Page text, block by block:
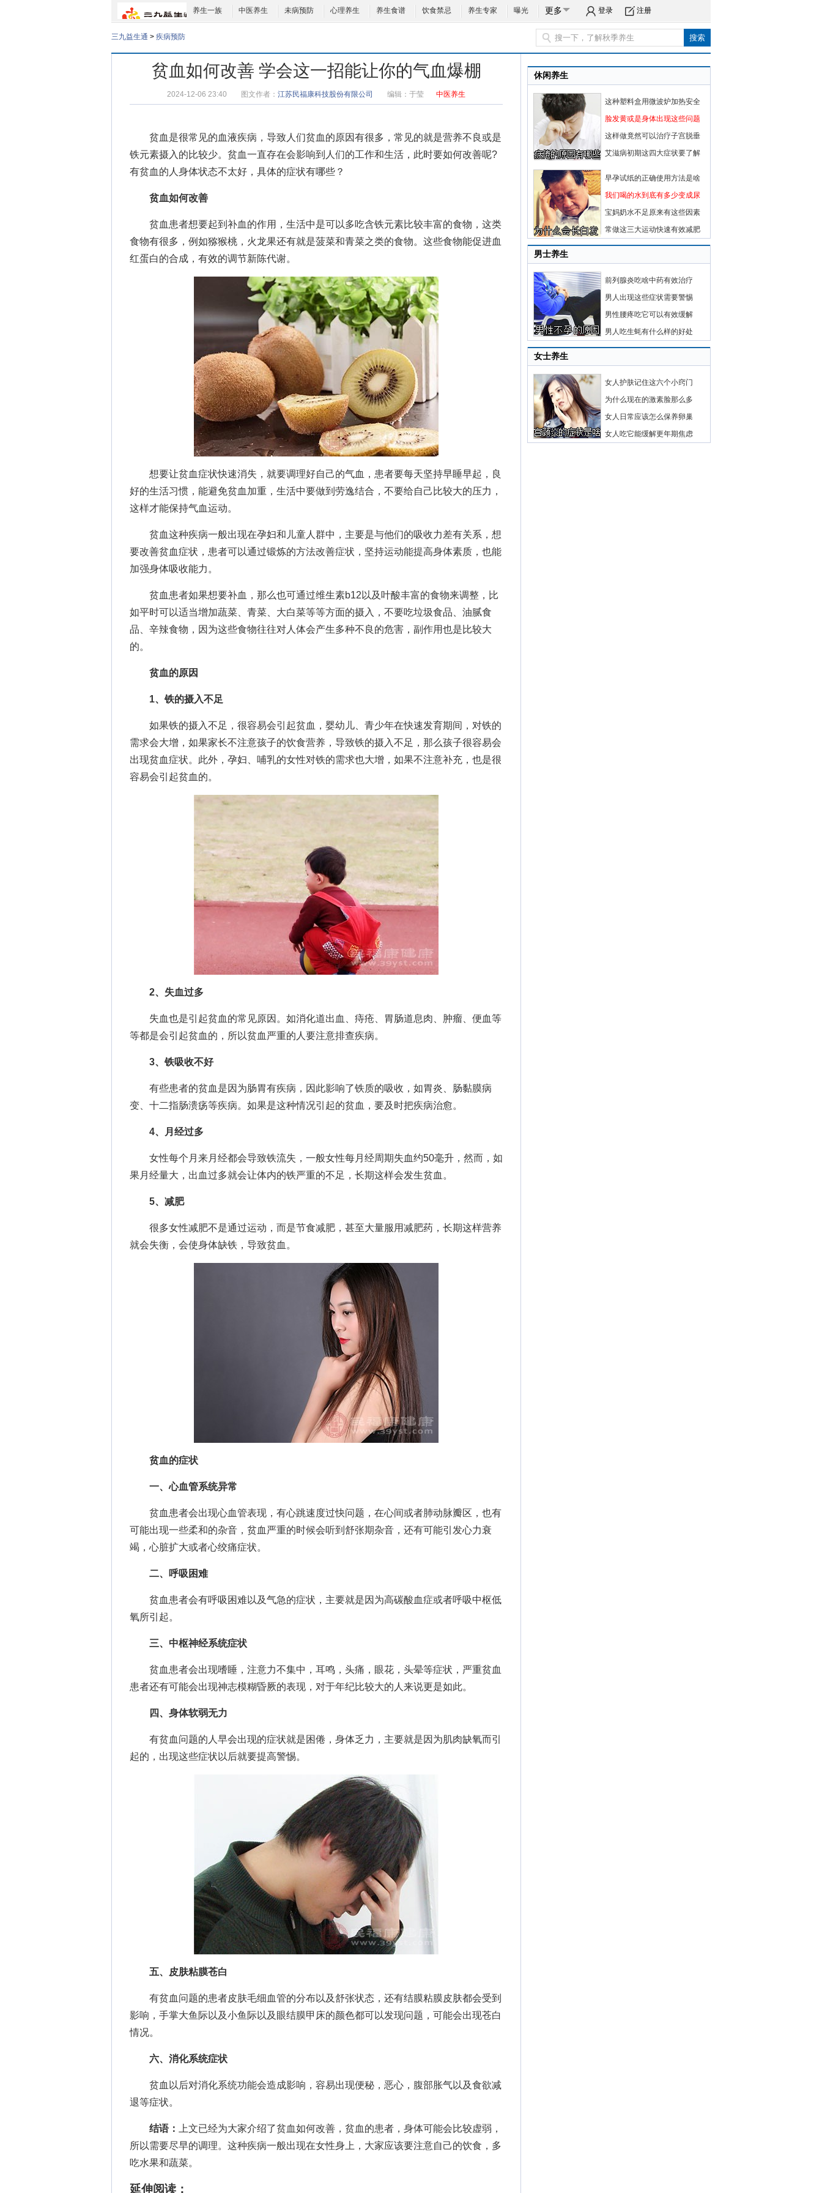
养生一族 中医养生 未病预防 心理养生 养生食谱 饮食禁忌 养生专家 曝光 更多 登录 注册
三九益生通 > 疾病预防
贫血如何改善 学会这一招能让你的气血爆棚
2024-12-06 23:40 图文作者： 江苏民福康科技股份有限公司 编辑： 于莹 中医养生
贫血是很常见的血液疾病，导致人们贫血的原因有很多，常见的就是营养不良或是
铁元素摄入的比较少。贫血一直存在会影响到人们的工作和生活，此时要如何改善呢?
有贫血的人身体状态不太好，具体的症状有哪些？
贫血如何改善
贫血患者想要起到补血的作用，生活中是可以多吃含铁元素比较丰富的食物，这类
食物有很多，例如猕猴桃，火龙果还有就是菠菜和青菜之类的食物。这些食物能促进血
红蛋白的合成，有效的调节新陈代谢。
想要让贫血症状快速消失，就要调理好自己的气血，患者要每天坚持早睡早起，良
好的生活习惯，能避免贫血加重，生活中要做到劳逸结合，不要给自己比较大的压力，
这样才能保持气血运动。
贫血这种疾病一般出现在孕妇和儿童人群中，主要是与他们的吸收力差有关系，想
要改善贫血症状，患者可以通过锻炼的方法改善症状，坚持运动能提高身体素质，也能
加强身体吸收能力。
贫血患者如果想要补血，那么也可通过维生素b12以及叶酸丰富的食物来调整，比
如平时可以适当增加蔬菜、青菜、大白菜等等方面的摄入，不要吃垃圾食品、油腻食
品、辛辣食物，因为这些食物往往对人体会产生多种不良的危害，副作用也是比较大
的。
贫血的原因
1、铁的摄入不足
如果铁的摄入不足，很容易会引起贫血，婴幼儿、青少年在快速发育期间，对铁的
需求会大增，如果家长不注意孩子的饮食营养，导致铁的摄入不足，那么孩子很容易会
出现贫血症状。此外，孕妇、哺乳的女性对铁的需求也大增，如果不注意补充，也是很
容易会引起贫血的。
2、失血过多
失血也是引起贫血的常见原因。如消化道出血、痔疮、胃肠道息肉、肿瘤、便血等
等都是会引起贫血的，所以贫血严重的人要注意排查疾病。
3、铁吸收不好
有些患者的贫血是因为肠胃有疾病，因此影响了铁质的吸收，如胃炎、肠黏膜病
变、十二指肠溃疡等疾病。如果是这种情况引起的贫血，要及时把疾病治愈。
4、月经过多
女性每个月来月经都会导致铁流失，一般女性每月经周期失血约50毫升，然而，如
果月经量大，出血过多就会让体内的铁严重的不足，长期这样会发生贫血。
5、减肥
很多女性减肥不是通过运动，而是节食减肥，甚至大量服用减肥药，长期这样营养
就会失衡，会使身体缺铁，导致贫血。
贫血的症状
一、心血管系统异常
贫血患者会出现心血管表现，有心跳速度过快问题，在心间或者肺动脉瓣区，也有
可能出现一些柔和的杂音，贫血严重的时候会听到舒张期杂音，还有可能引发心力衰
竭，心脏扩大或者心绞痛症状。
二、呼吸困难
贫血患者会有呼吸困难以及气急的症状，主要就是因为高碳酸血症或者呼吸中枢低
氧所引起。
三、中枢神经系统症状
贫血患者会出现嗜睡，注意力不集中，耳鸣，头痛，眼花，头晕等症状，严重贫血
患者还有可能会出现神志模糊昏厥的表现，对于年纪比较大的人来说更是如此。
四、身体软弱无力
有贫血问题的人早会出现的症状就是困倦，身体乏力，主要就是因为肌肉缺氧而引
起的，出现这些症状以后就要提高警惕。
五、皮肤粘膜苍白
有贫血问题的患者皮肤毛细血管的分布以及舒张状态，还有结膜粘膜皮肤都会受到
影响，手掌大鱼际以及小鱼际以及眼结膜甲床的颜色都可以发现问题，可能会出现苍白
情况。
六、消化系统症状
贫血以后对消化系统功能会造成影响，容易出现便秘，恶心，腹部胀气以及食欲减
退等症状。
结语：
上文已经为大家介绍了贫血如何改善，贫血的患者，身体可能会比较虚弱，
所以需要尽早的调理。这种疾病一般出现在女性身上，大家应该要注意自己的饮食，多
吃水果和蔬菜。
延伸阅读：
休闲养生
这种塑料盒用微波炉加热安全
脸发黄或是身体出现这些问题
这样做竟然可以治疗子宫脱垂
艾滋病初期这四大症状要了解
早孕试纸的正确使用方法是啥
我们喝的水到底有多少变成尿
宝妈奶水不足原来有这些因素
常做这三大运动快速有效减肥
男士养生
前列腺炎吃啥中药有效治疗
男人出现这些症状需要警惕
男性腰疼吃它可以有效缓解
男人吃生蚝有什么样的好处
女士养生
女人护肤记住这六个小窍门
为什么现在的激素脸那么多
女人日常应该怎么保养卵巢
女人吃它能缓解更年期焦虑